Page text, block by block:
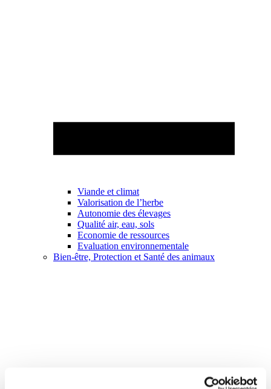
Viande et climat
Valorisation de l’herbe
Autonomie des élevages
Qualité air, eau, sols
Economie de ressources
Evaluation environnementale
Bien-être, Protection et Santé des animaux